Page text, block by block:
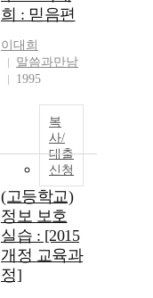
희 : 믿음편
이대희
말씀과만남
1995
복
사/
대출
신청
(고등학교)
정보 보호
실습 : [2015
개정 교육과
정]